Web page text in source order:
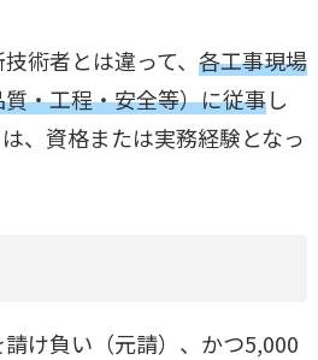
術者とは違って、 各工事現場
・工程・安全等）に従事し
、資格または実務経験となっ
け負い（元請）、かつ5,000